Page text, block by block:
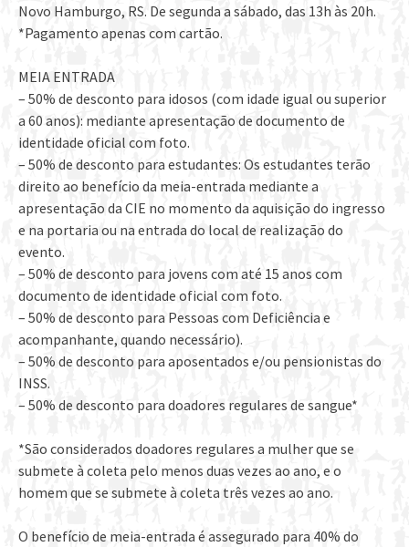
Novo Hamburgo, RS. De segunda a sábado, das 13h às 20h.
*Pagamento apenas com cartão.
MEIA ENTRADA
– 50% de desconto para idosos (com idade igual ou superior
a 60 anos): mediante apresentação de documento de
identidade oficial com foto.
– 50% de desconto para estudantes: Os estudantes terão
direito ao benefício da meia-entrada mediante a
apresentação da CIE no momento da aquisição do ingresso
e na portaria ou na entrada do local de realização do
evento.
– 50% de desconto para jovens com até 15 anos com
documento de identidade oficial com foto.
– 50% de desconto para Pessoas com Deficiência e
acompanhante, quando necessário).
– 50% de desconto para aposentados e/ou pensionistas do
INSS.
– 50% de desconto para doadores regulares de sangue*
*São considerados doadores regulares a mulher que se
submete à coleta pelo menos duas vezes ao ano, e o
homem que se submete à coleta três vezes ao ano.
O benefício de meia-entrada é assegurado para 40% do